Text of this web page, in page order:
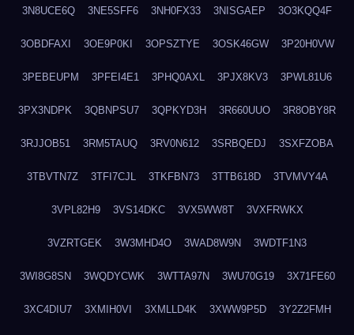
3N8UCE6Q 3NE5SFF6 3NH0FX33 3NISGAEP 3O3KQQ4F
3OBDFAXI 3OE9P0KI 3OPSZTYE 3OSK46GW 3P20H0VW
3PEBEUPM 3PFEI4E1 3PHQ0AXL 3PJX8KV3 3PWL81U6
3PX3NDPK 3QBNPSU7 3QPKYD3H 3R660UUO 3R8OBY8R
3RJJOB51 3RM5TAUQ 3RV0N612 3SRBQEDJ 3SXFZOBA
3TBVTN7Z 3TFI7CJL 3TKFBN73 3TTB618D 3TVMVY4A
3VPL82H9 3VS14DKC 3VX5WW8T 3VXFRWKX
3VZRTGEK 3W3MHD4O 3WAD8W9N 3WDTF1N3
3WI8G8SN 3WQDYCWK 3WTTA97N 3WU70G19 3X71FE60
3XC4DIU7 3XMIH0VI 3XMLLD4K 3XWW9P5D 3Y2Z2FMH